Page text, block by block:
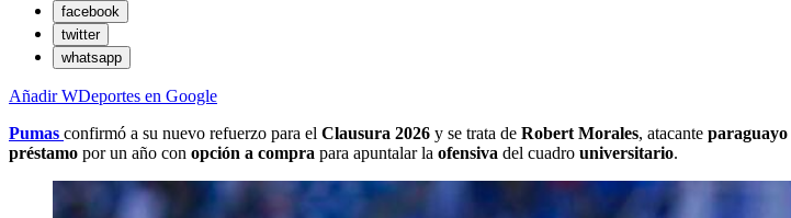
facebook
twitter
whatsapp
Añadir WDeportes en Google
Pumas confirmó a su nuevo refuerzo para el Clausura 2026 y se trata de Robert Morales, atacante paraguayo
préstamo por un año con opción a compra para apuntalar la ofensiva del cuadro universitario.